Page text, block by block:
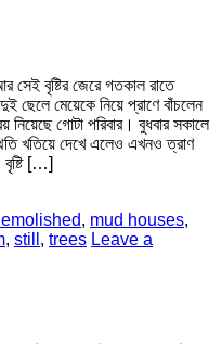
সেই বৃষ্টির জেরে গতকাল রাতে
ছেলে মেয়েকে নিয়ে প্রাণে বাঁচলেন
গোটা পরিবার। বুধবার সকালে
খতিয়ে দেখে এলেও এখনও ত্রাণ
[…]
, mud houses,
, still , trees Leave a